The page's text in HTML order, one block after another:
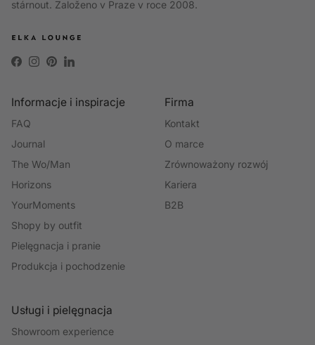
stárnout. Založeno v Praze v roce 2008.
Facebook
Instagram
PinterestLinkedIn
Informacje i inspiracje
FAQ
Journal
The Wo/Man
Horizons
YourMoments
Shopy by outfit
Pielęgnacja i pranie
Produkcja i pochodzenie
Firma
Kontakt
O marce
Zrównoważony rozwój
Kariera
B2B
Usługi i pielęgnacja
Showroom experience